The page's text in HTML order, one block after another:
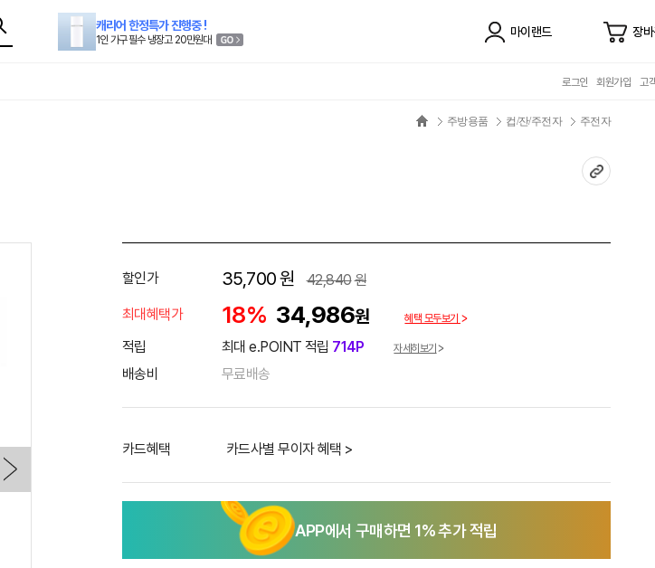
캐리어 한정특가 진행중 !
1인 가구 필수 냉장고 20만원대
마이랜드 장
로그인 회원가입 고
주방용품 컵/잔/주전자 주전자
할인가 35,700원 42,840원
최대혜택가
18% 34,986원 혜택 모두보기
적립 최대 e.POINT 적립 714P 자세히보기
배송비 무료배송
카드혜택 카드사별 무이자 혜택 >
APP에서 구매하면 1% 추가 적립